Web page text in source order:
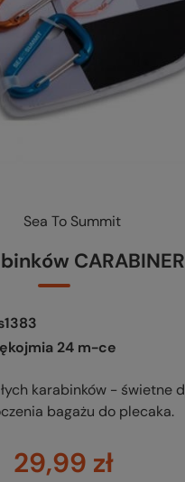
WYMIEŃ-czytaj więcej
Sea To Summit
24 m-ce
karabinków - świetne
bagażu do plecaka.
29,99 zł